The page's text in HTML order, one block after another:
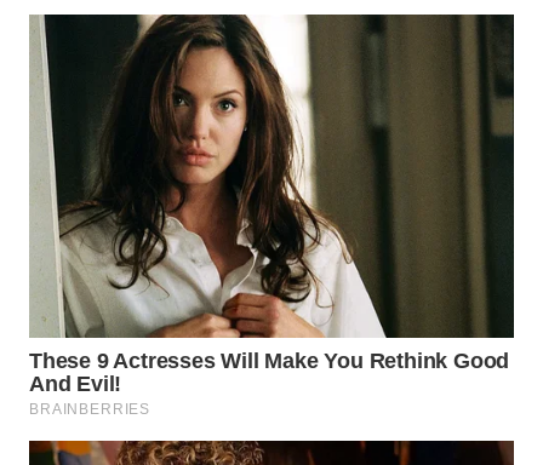
KARO
WN
SIMALUNGUN
WN
LABUHANBATU
WN
TAPANULI
TENGAH
WN DELI